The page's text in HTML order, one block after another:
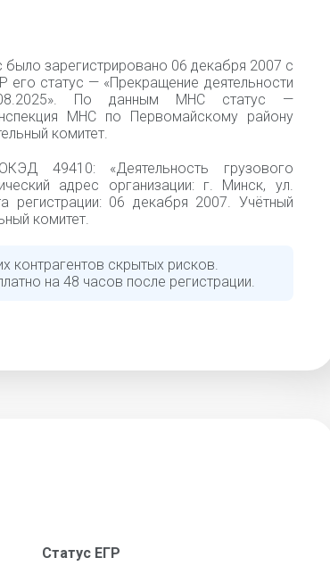
зарегистрировано 06 декабря 2007 с
статус — «Прекращение деятельности
По данным МНС статус —
МНС по Первомайскому району
комитет.
49410: «Деятельность грузового
адрес организации: г. Минск, ул.
06 декабря 2007. Учётный
комитет.
контрагентов скрытых рисков.
на 48 часов после регистрации.
Статус ЕГР